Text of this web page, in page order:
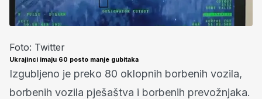
Foto: Twitter
Ukrajinci imaju 60 posto manje gubitaka
Izgubljeno je preko 80 oklopnih borbenih vozila,
borbenih vozila pješaštva i borbenih prevožnjaka.